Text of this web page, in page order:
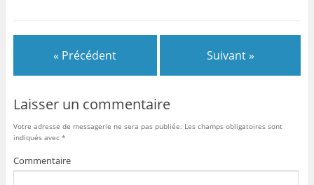
« Précédent Suivant »
Laisser un commentaire
Votre adresse de messagerie ne sera pas publiée. Les champs obligatoires sont
indiqués avec *
Commentaire